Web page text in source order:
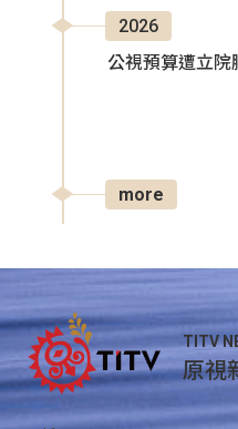
2026
公視預算遭立院
more
TITV
原視